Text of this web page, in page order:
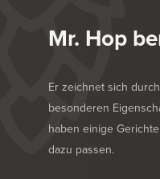
Mr. Hop
Er zeichnet sich
besonderen
haben einige
dazu passen.